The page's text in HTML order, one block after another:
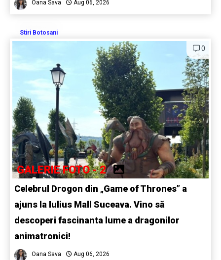
Oana Sava Aug 06, 2026
Stiri Botosani
0
GALERIE FOTO - 2
Celebrul Drogon din „Game of Thrones” a
ajuns la Iulius Mall Suceava. Vino să
descoperi fascinanta lume a dragonilor
animatronici!
Oana Sava Aug 06, 2026